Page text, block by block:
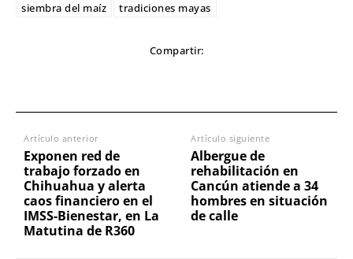
siembra del maíz
tradiciones mayas
Compartir:
Artículo anterior
Exponen red de
trabajo forzado en
Chihuahua y alerta
caos financiero en el
IMSS-Bienestar, en La
Matutina de R360
Artículo siguiente
Albergue de
rehabilitación en
Cancún atiende a 34
hombres en situación
de calle